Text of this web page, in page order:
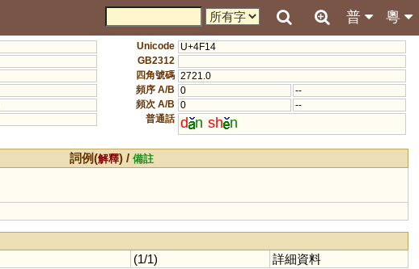
粵
普
Unicode U+4F14
GB2312
四角號碼 2721.0
頻序 A/B 0
--
頻次 A/B 0
--
普通話 d n sh n
詞例(解釋) /備註
(1/1) 詳細資料